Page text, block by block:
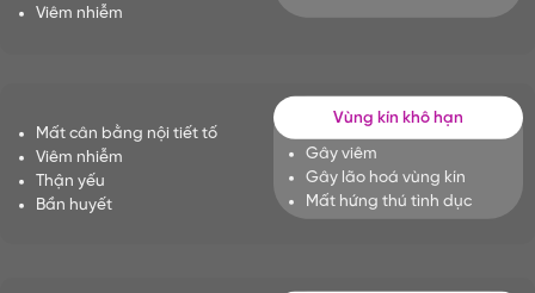
Viêm nhiễm
Mất cân bằng nội tiết tố
Viêm nhiễm
Thận yếu
Bần huyết
Vùng kín khô hạn
Gây viêm
Gây lão hoá vùng kín
Mất hứng thú tình dục